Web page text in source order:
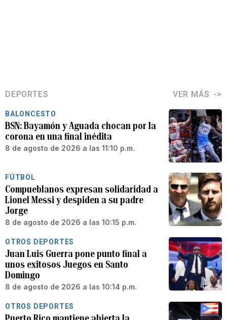
DEPORTES VER MÁS
BALONCESTO
BSN: Bayamón y Aguada chocan por la
corona en una final inédita
8 de agosto de 2026 a las 11:10 p.m.
FÚTBOL
Compueblanos expresan solidaridad a
Lionel Messi y despiden a su padre
Jorge
8 de agosto de 2026 a las 10:15 p.m.
OTROS DEPORTES
Juan Luis Guerra pone punto final a
unos exitosos Juegos en Santo
Domingo
8 de agosto de 2026 a las 10:14 p.m.
OTROS DEPORTES